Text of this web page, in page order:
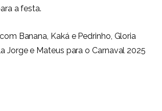
a festa.
Banana, Kaká e Pedrinho, Gloria
Jorge e Mateus para o Carnaval 2025